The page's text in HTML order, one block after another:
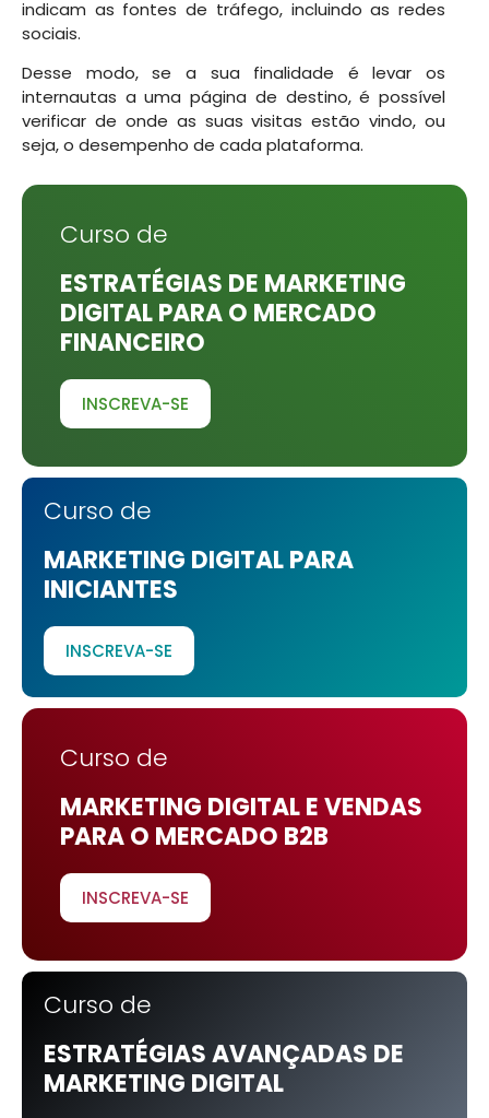
indicam as fontes de tráfego, incluindo as redes
sociais.
Desse modo, se a sua finalidade é levar os
internautas a uma página de destino, é possível
verificar de onde as suas visitas estão vindo, ou
seja, o desempenho de cada plataforma.
Curso de
ESTRATÉGIAS DE MARKETING
DIGITAL PARA O MERCADO
FINANCEIRO
INSCREVA-SE
Curso de
MARKETING DIGITAL PARA
INICIANTES
INSCREVA-SE
Curso de
MARKETING DIGITAL E VENDAS
PARA O MERCADO B2B
INSCREVA-SE
Curso de
ESTRATÉGIAS AVANÇADAS DE
MARKETING DIGITAL